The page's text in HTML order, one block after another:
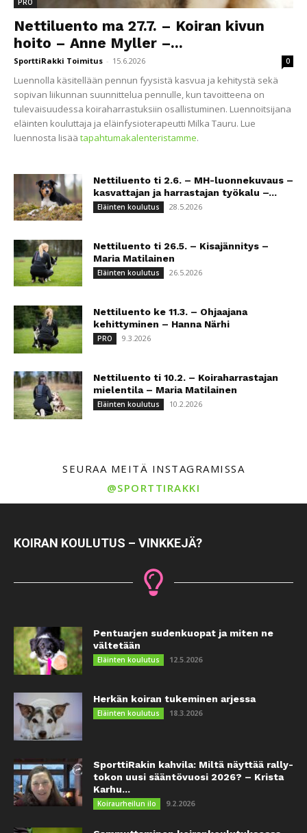
Nettiluento ma 27.7. – Koiran kivun
hoito – Anne Myller –...
SporttiRakki Toimitus - 15.6.2026 0
Luennolla käsitellään pennun fyysistä kasvua ja kehitystä sekä
sopivan liikunnan suunnittelua pennulle, kun tavoitteena on
tulevaisuudessa koiraharrastuksiin osallistuminen. Luennoitsijana
eläinten kouluttaja ja eläinfysioterapeutti Milka Tauru. Lue
luennosta lisää tapahtumakalenteristamme.
Nettiluento ti 2.6. – MH-luonnekuvaus –
kasvattajan ja harrastajan työkalu –...
Eläinten koulutus 28.5.2026
Nettiluento ti 26.5. – Kisajännitys –
Maria Matilainen
Eläinten koulutus 26.5.2026
Nettiluento ke 11.3. – Ohjaajana
kehittyminen – Hanna Närhi
PRO 9.3.2026
Nettiluento ti 10.2. – Koiraharrastajan
mielentila – Maria Matilainen
Eläinten koulutus 10.2.2026
SEURAA MEITÄ INSTAGRAMISSA
@SPORTTIRAKKI
KOIRAN KOULUTUS – VINKKEJÄ?
Pentuarjen sudenkuopat ja miten ne
vältetään
Eläinten koulutus 12.5.2026
Herkän koiran tukeminen arjessa
Eläinten koulutus 18.3.2026
SporttiRakin kahvila: Miltä näyttää rally-
tokon uusi sääntövuosi 2026? – Krista
Karhu...
Koiraurheilun ilo 9.2.2026